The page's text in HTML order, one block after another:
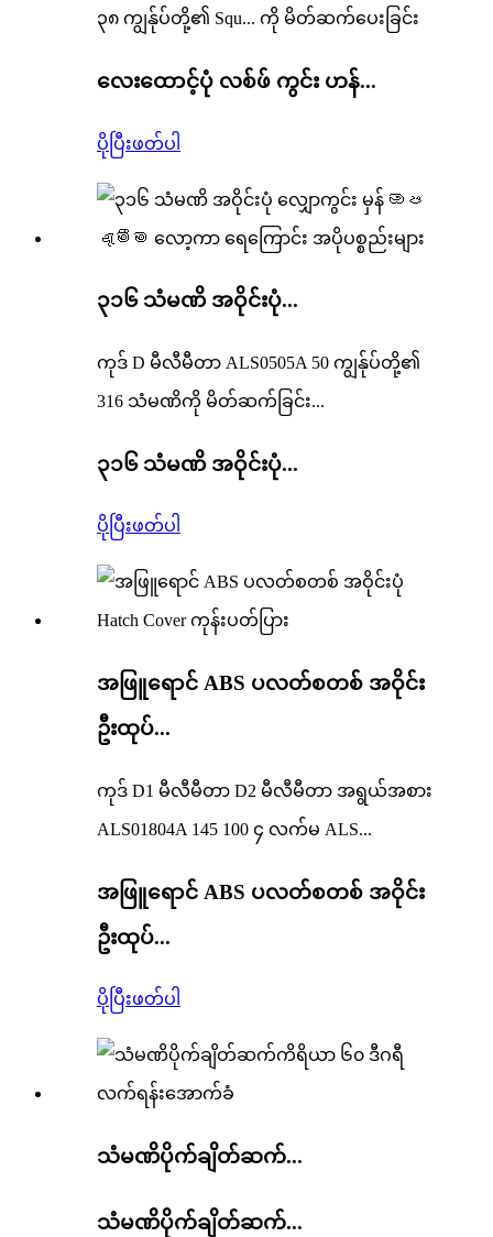
၃၈ ကျွန်ုပ်တို့၏ Squ... ကို မိတ်ဆက်ပေးခြင်း
လေးထောင့်ပုံ လစ်ဖ် ကွင်း ဟန်...
ပိုပြီးဖတ်ပါ
၃၁၆ သံမဏိ အဝိုင်းပုံ...
ကုဒ် D မီလီမီတာ ALS0505A 50 ကျွန်ုပ်တို့၏
316 သံမဏိကို မိတ်ဆက်ခြင်း...
၃၁၆ သံမဏိ အဝိုင်းပုံ...
ပိုပြီးဖတ်ပါ
အဖြူရောင် ABS ပလတ်စတစ် အဝိုင်း
ဦးထုပ်...
ကုဒ် D1 မီလီမီတာ D2 မီလီမီတာ အရွယ်အစား
ALS01804A 145 100 ၄ လက်မ ALS...
အဖြူရောင် ABS ပလတ်စတစ် အဝိုင်း
ဦးထုပ်...
ပိုပြီးဖတ်ပါ
သံမဏိပိုက်ချိတ်ဆက်...
သံမဏိပိုက်ချိတ်ဆက်...